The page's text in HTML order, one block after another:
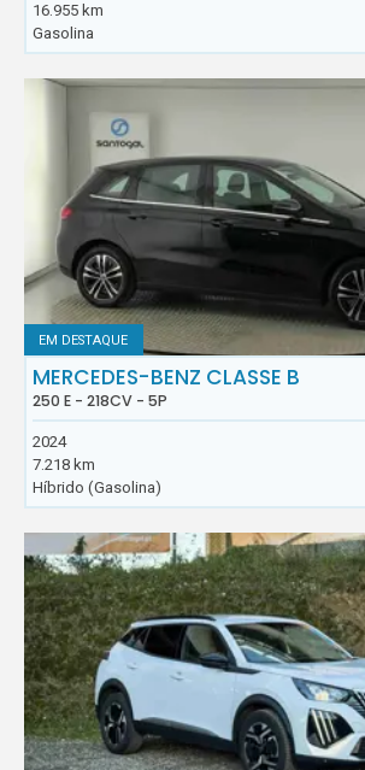
16.955 km
Gasolina
EM DESTAQUE
MERCEDES-BENZ CLASSE B
250 E - 218CV - 5P
2024
7.218 km
Híbrido (Gasolina)